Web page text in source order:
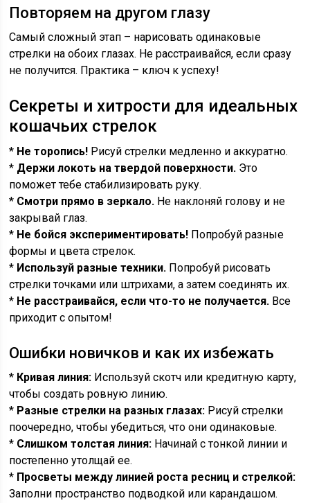
Повторяем на другом глазу
Самый сложный этап – нарисовать одинаковые
стрелки на обоих глазах. Не расстраивайся, если сразу
не получится. Практика – ключ к успеху!
Секреты и хитрости для идеальных
кошачьих стрелок
* Не торопись! Рисуй стрелки медленно и аккуратно.
* Держи локоть на твердой поверхности. Это
поможет тебе стабилизировать руку.
* Смотри прямо в зеркало. Не наклоняй голову и не
закрывай глаз.
* Не бойся экспериментировать! Попробуй разные
формы и цвета стрелок.
* Используй разные техники. Попробуй рисовать
стрелки точками или штрихами, а затем соединять их.
* Не расстраивайся, если что-то не получается. Все
приходит с опытом!
Ошибки новичков и как их избежать
* Кривая линия: Используй скотч или кредитную карту,
чтобы создать ровную линию.
* Разные стрелки на разных глазах: Рисуй стрелки
поочередно, чтобы убедиться, что они одинаковые.
* Слишком толстая линия: Начинай с тонкой линии и
постепенно утолщай ее.
* Просветы между линией роста ресниц и стрелкой:
Заполни пространство подводкой или карандашом.